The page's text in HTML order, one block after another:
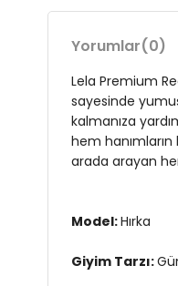
Yorumlar(0)
Lela Premium
sayesinde
kalmanıza
hem
arada arayan
Model:Hırka
Giyim Tarzı: